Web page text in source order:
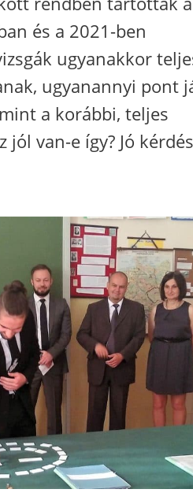
és a 2021-ben
ugyanakkor
ugyanannyi pont
a korábbi, teljes
jól van-e így? Jó